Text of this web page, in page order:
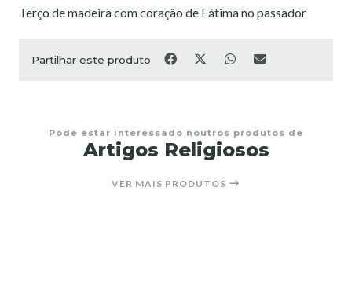
Terço de madeira com coração de Fátima no passador
Partilhar este produto
Pode estar interessado noutros produtos de
Artigos Religiosos
VER MAIS PRODUTOS